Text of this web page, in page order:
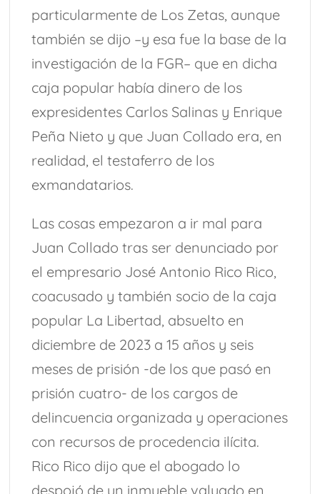
particularmente de Los Zetas, aunque
también se dijo –y esa fue la base de la
investigación de la FGR– que en dicha
caja popular había dinero de los
expresidentes Carlos Salinas y Enrique
Peña Nieto y que Juan Collado era, en
realidad, el testaferro de los
exmandatarios.
Las cosas empezaron a ir mal para
Juan Collado tras ser denunciado por
el empresario José Antonio Rico Rico,
coacusado y también socio de la caja
popular La Libertad, absuelto en
diciembre de 2023 a 15 años y seis
meses de prisión -de los que pasó en
prisión cuatro- de los cargos de
delincuencia organizada y operaciones
con recursos de procedencia ilícita.
Rico Rico dijo que el abogado lo
despojó de un inmueble valuado en